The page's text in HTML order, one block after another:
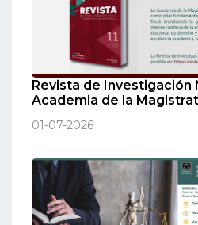
Revista de Investigación
Academia de la
01-07-2026